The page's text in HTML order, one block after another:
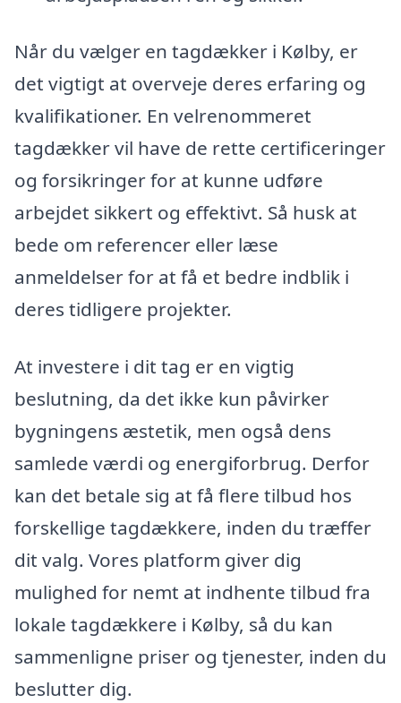
Når du vælger en tagdækker i Kølby, er
det vigtigt at overveje deres erfaring og
kvalifikationer. En velrenommeret
tagdækker vil have de rette certificeringer
og forsikringer for at kunne udføre
arbejdet sikkert og effektivt. Så husk at
bede om referencer eller læse
anmeldelser for at få et bedre indblik i
deres tidligere projekter.
At investere i dit tag er en vigtig
beslutning, da det ikke kun påvirker
bygningens æstetik, men også dens
samlede værdi og energiforbrug. Derfor
kan det betale sig at få flere tilbud hos
forskellige tagdækkere, inden du træffer
dit valg. Vores platform giver dig
mulighed for nemt at indhente tilbud fra
lokale tagdækkere i Kølby, så du kan
sammenligne priser og tjenester, inden du
beslutter dig.